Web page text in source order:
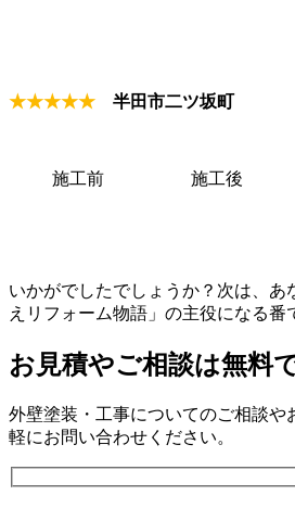
★★★★★ 半田市二ツ坂町
施工前 施工後
いかがでしたでしょうか？次は、あ
えリフォーム物語」の主役になる番
お見積やご相談は無料で
外壁塗装・工事についてのご相談や
軽にお問い合わせください。